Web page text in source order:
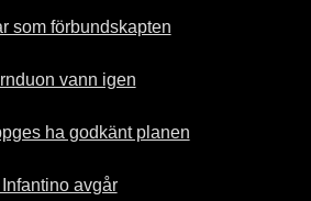
som förbundskapten
vann igen
ha godkänt planen
avgår